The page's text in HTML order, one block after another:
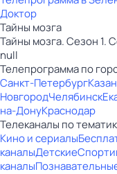
Доктор
Тайны мозга
Тайны мозга. Сезон 1.
null
Телепрограмма по
Санкт-Петербург
НовгородЧелябинск
на-ДонуКраснодар
Телеканалы по
Кино и сериалы
каналыДетские
каналы